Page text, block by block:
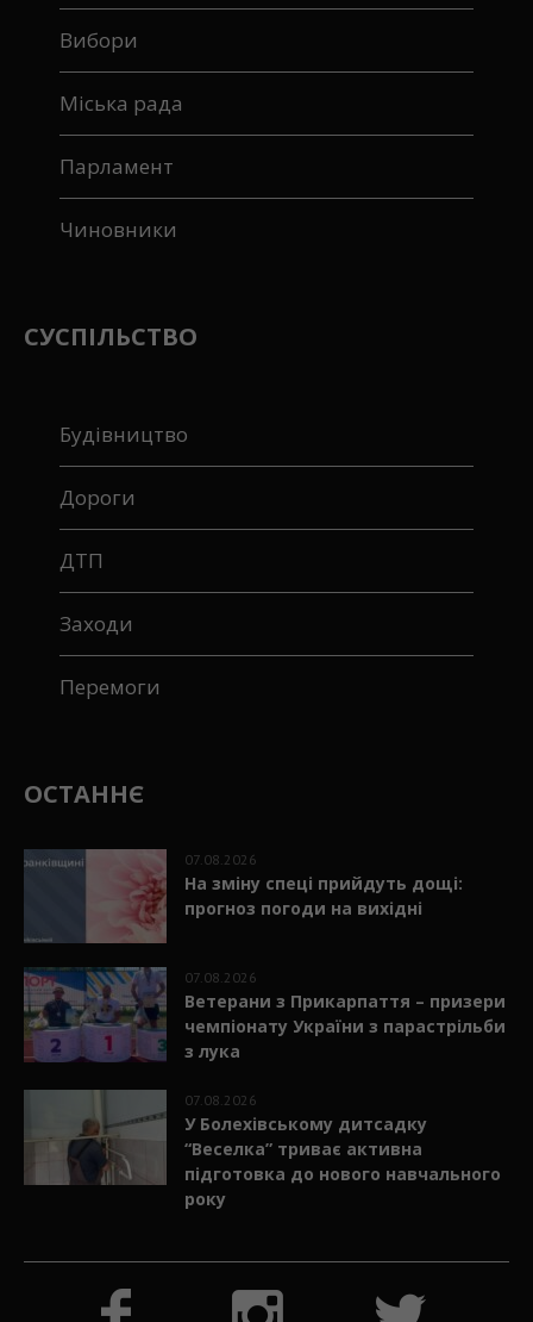
Вибори
Міська рада
Парламент
Чиновники
СУСПІЛЬСТВО
Будівництво
Дороги
ДТП
Заходи
Перемоги
ОСТАННЄ
07.08.2026
На зміну спеці прийдуть дощі:
прогноз погоди на вихідні
07.08.2026
Ветерани з Прикарпаття – призери
чемпіонату України з парастрільби
з лука
07.08.2026
У Болехівському дитсадку
“Веселка” триває активна
підготовка до нового навчального
року